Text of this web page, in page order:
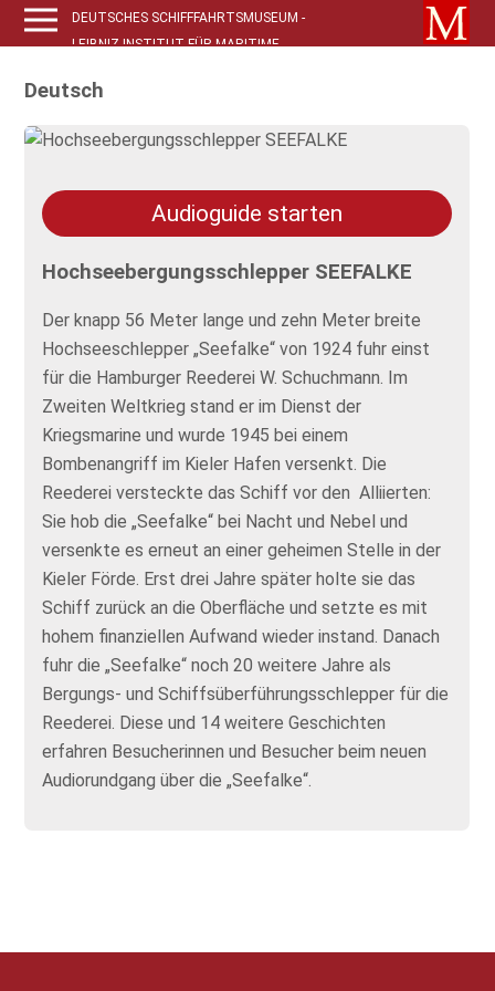
DEUTSCHES SCHIFFFAHRTSMUSEUM -
LEIBNIZ-INSTITUT FÜR MARITIME
Deutsch
Audioguide starten
Hochseebergungsschlepper SEEFALKE
Der knapp 56 Meter lange und zehn Meter breite
Hochseeschlepper „Seefalke“ von 1924 fuhr einst
für die Hamburger Reederei W. Schuchmann. Im
Zweiten Weltkrieg stand er im Dienst der
Kriegsmarine und wurde 1945 bei einem
Bombenangriff im Kieler Hafen versenkt. Die
Reederei versteckte das Schiff vor den Alliierten:
Sie hob die „Seefalke“ bei Nacht und Nebel und
versenkte es erneut an einer geheimen Stelle in der
Kieler Förde. Erst drei Jahre später holte sie das
Schiff zurück an die Oberfläche und setzte es mit
hohem finanziellen Aufwand wieder instand. Danach
fuhr die „Seefalke“ noch 20 weitere Jahre als
Bergungs- und Schiffsüberführungsschlepper für die
Reederei. Diese und 14 weitere Geschichten
erfahren Besucherinnen und Besucher beim neuen
Audiorundgang über die „Seefalke“.